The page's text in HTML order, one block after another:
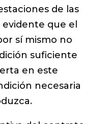
de las
que el
sí mismo no
suficiente
en este
necesaria